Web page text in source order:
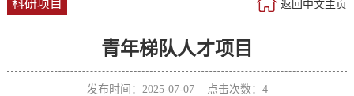
科研项目 返回中文主页
青年梯队人才项目
发布时间：2025-07-07 点击次数： 4